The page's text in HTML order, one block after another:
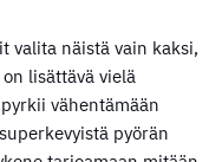
valita näistä vain kaksi,
lisättävä vielä
vähentämään
pyörän